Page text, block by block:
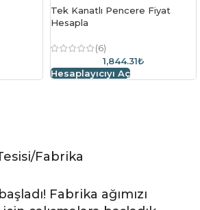
Tek Kanatlı Pencere Fiyat
Hesapla
(6)
1,844.31₺
Hesaplayıcıyı Aç
Fabrika
Fabrika ağımızı